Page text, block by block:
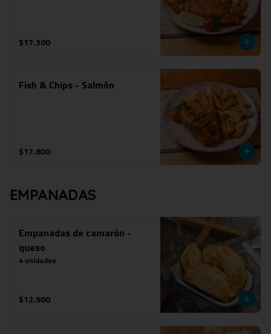
$17.300
Fish & Chips - Salmón
$17.800
EMPANADAS
Empanadas de camarón -
queso
4 unidades
$12.900